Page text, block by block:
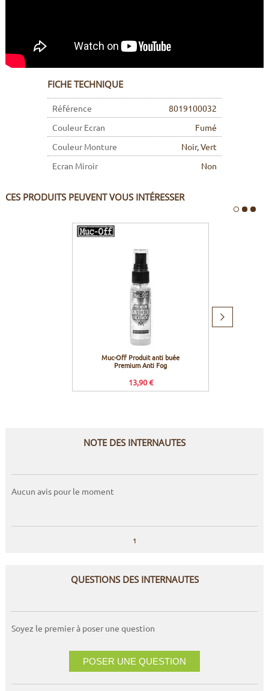
FICHE TECHNIQUE
Référence
8019100032
Couleur Ecran
Fumé
Couleur Monture
Noir, Vert
Ecran Miroir
Non
CES PRODUITS PEUVENT VOUS INTÉRESSER
Muc-Off Produit anti buée
Premium Anti Fog
13,90 €
Produit
NOTE DES INTERNAUTES
Aucun avis pour le moment
1
QUESTIONS DES INTERNAUTES
Soyez le premier à poser une question
POSER UNE QUESTION